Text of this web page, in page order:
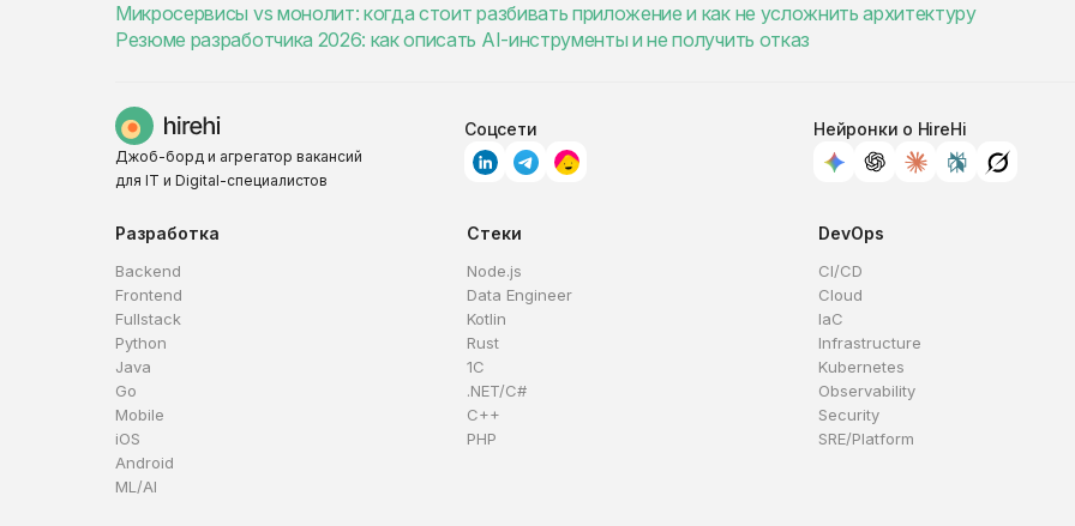
Микросервисы vs монолит: когда стоит разбивать приложение и как не усложнить архитектуру
Резюме разработчика 2026: как описать AI-инструменты и не получить отказ
Джоб-борд и агрегатор вакансий
для IT и Digital-специалистов
Соцсети Нейронки о HireHi
Разработка
Backend
Frontend
Fullstack
Python
Java
Go
Mobile
iOS
Android
ML/AI
Стеки
Node.js
Data Engineer
Kotlin
Rust
1C
.NET/C#
C++
PHP
DevOps
CI/CD
Cloud
IaC
Infrastructure
Kubernetes
Observability
Security
SRE/Platform